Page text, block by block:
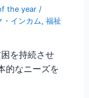
the year /
・インカム,福祉
を持続させ
的なニーズを